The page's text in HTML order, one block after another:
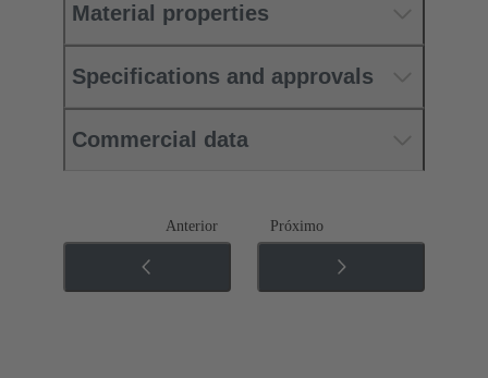
Material properties
Specifications and approvals
Commercial data
Anterior Próximo